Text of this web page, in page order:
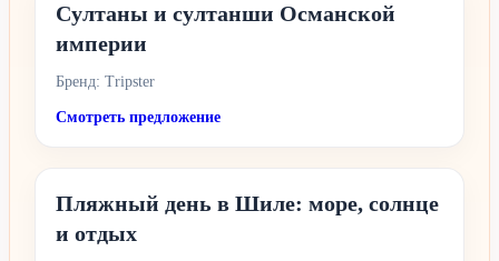
Султаны и султанши Османской
империи
Бренд: Tripster
Смотреть предложение
Пляжный день в Шиле: море, солнце
и отдых